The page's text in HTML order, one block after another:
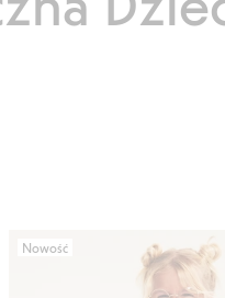
wzory, z wełny merino,
Nowość